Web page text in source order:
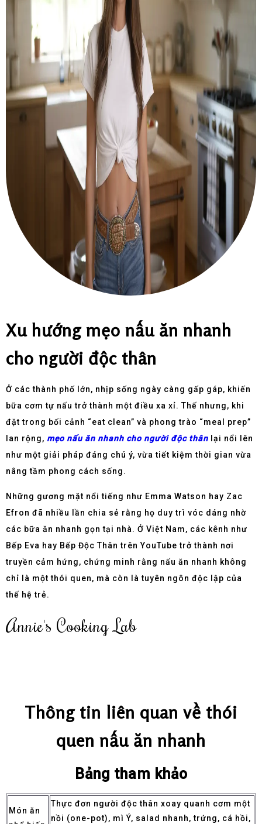
Xu hướng mẹo nấu ăn nhanh
cho người độc thân
Ở các thành phố lớn, nhịp sống ngày càng gấp gáp, khiến
bữa cơm tự nấu trở thành một điều xa xỉ. Thế nhưng, khi
đặt trong bối cảnh “eat clean” và phong trào “meal prep”
lan rộng, mẹo nấu ăn nhanh cho người độc thân lại nổi lên
như một giải pháp đáng chú ý, vừa tiết kiệm thời gian vừa
nâng tầm phong cách sống.
Những gương mặt nổi tiếng như Emma Watson hay Zac
Efron đã nhiều lần chia sẻ rằng họ duy trì vóc dáng nhờ
các bữa ăn nhanh gọn tại nhà. Ở Việt Nam, các kênh như
Bếp Eva hay Bếp Độc Thân trên YouTube trở thành nơi
truyền cảm hứng, chứng minh rằng nấu ăn nhanh không
chỉ là một thói quen, mà còn là tuyên ngôn độc lập của
thế hệ trẻ.
Annie's Cooking Lab
Thông tin liên quan về thói
quen nấu ăn nhanh
Bảng tham khảo
Món ăn
Thực đơn người độc thân xoay quanh cơm một
nồi (one-pot), mì Ý, salad nhanh, trứng, cá hồi,